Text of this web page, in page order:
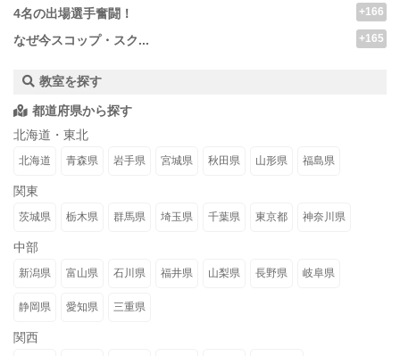
4名の出場選手奮闘！ +166
なぜ今スコップ・スク... +165
教室を探す
都道府県から探す
北海道・東北
北海道 青森県 岩手県 宮城県 秋田県 山形県 福島県
関東
茨城県 栃木県 群馬県 埼玉県 千葉県 東京都 神奈川県
中部
新潟県 富山県 石川県 福井県 山梨県 長野県 岐阜県
静岡県 愛知県 三重県
関西